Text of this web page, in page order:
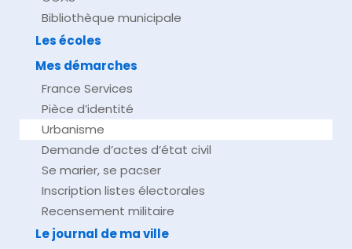
Bibliothèque municipale
Les écoles
Mes démarches
France Services
Pièce d’identité
Urbanisme
Demande d’actes d’état civil
Se marier, se pacser
Inscription listes électorales
Recensement militaire
Le journal de ma ville